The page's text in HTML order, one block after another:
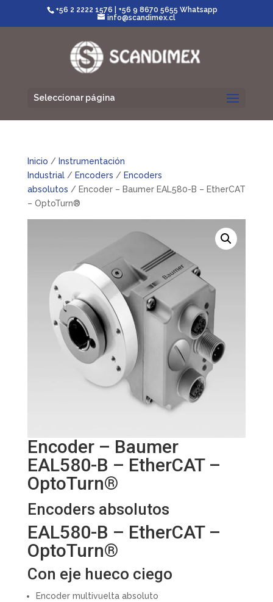
+56 2 2222 1576
+56 9 8670 5655 Whatsapp
info@scandimex.cl
Seleccionar página
Inicio / Instrumentación
Industrial/ Encoders / Encoders
absolutos / Encoder – Baumer EAL580-B – EtherCAT
– OptoTurn®
Encoder – Baumer
EAL580-B – EtherCAT –
OptoTurn®
Encoders absolutos
EAL580-B – EtherCAT –
OptoTurn®
Con eje hueco ciego
Encoder multivuelta absoluto